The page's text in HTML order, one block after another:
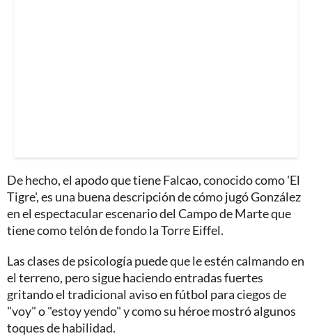
De hecho, el apodo que tiene Falcao, conocido como 'El
Tigre', es una buena descripción de cómo jugó González
en el espectacular escenario del Campo de Marte que
tiene como telón de fondo la Torre Eiffel.
Las clases de psicología puede que le estén calmando en
el terreno, pero sigue haciendo entradas fuertes
gritando el tradicional aviso en fútbol para ciegos de
"voy" o "estoy yendo" y como su héroe mostró algunos
toques de habilidad.